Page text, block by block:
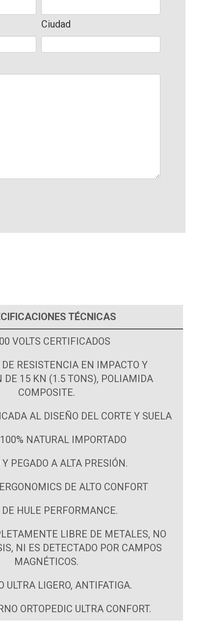
Ciudad
TÉCNICAS
VOLTS CERTIFICADOS
RESISTENCIA EN IMPACTO Y
DE 15 KN (1.5 TONS), POLIAMIDA
COMPOSITE.
AL DISEÑO DEL CORTE Y SUELA
NATURAL IMPORTADO
Y PEGADO A ALTA PRESIÓN.
DE ALTO CONFORT
HULE PERFORMANCE.
LIBRE DE METALES, NO
NI ES DETECTADO POR CAMPOS
MAGNÉTICOS.
ULTRA LIGERO, ANTIFATIGA.
ORTOPEDIC ULTRA CONFORT.